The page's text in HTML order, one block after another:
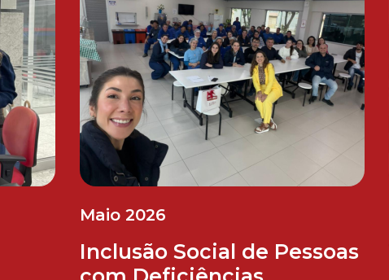
Maio 2026
Inclusão Social de Pessoas